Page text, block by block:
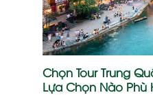
Chọn Tour Trung
Lựa Chọn Nào Phù